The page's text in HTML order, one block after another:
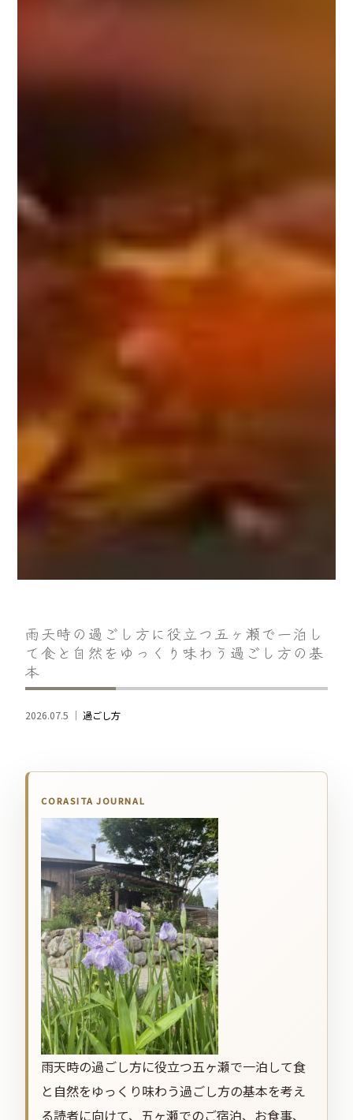
雨天時の過ごし方に役立つ五ヶ瀬で一泊し
て食と自然をゆっくり味わう過ごし方の基
本
2026.07.5 ｜過ごし方
雨天時の過ごし方に役立つ五ヶ瀬で一泊して食
と自然をゆっくり味わう過ごし方の基本を考え
る読者に向けて、五ヶ瀬でのご宿泊、お食事、